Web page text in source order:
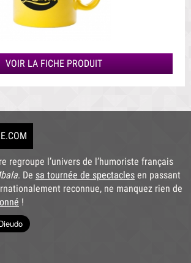
VOIR LA FICHE PRODUIT
regroupe l’univers de l’humoriste français
. De sa tournée de spectacles en passant
reconnue, ne manquez rien de
!